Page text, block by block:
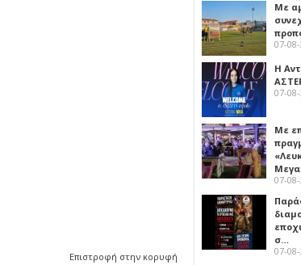
Επιστροφή στην κορυφή
Με
07-
Η
07-
Με
07-
σ…
07-